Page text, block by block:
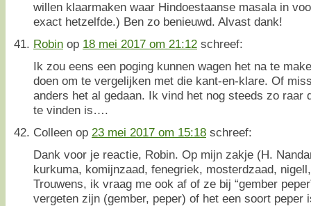
willen klaarmaken waar Hindoestaanse masala in
exact hetzelfde.) Ben zo benieuwd. Alvast dank!
Robin op 18 mei 2017 om 21:12 schreef:
Ik zou eens een poging kunnen wagen het na te
doen om te vergelijken met die kant-en-klare. Of
anders het al gedaan. Ik vind het nog steeds zo raar
te vinden is….
Colleen op 23 mei 2017 om 15:18 schreef:
Dank voor je reactie, Robin. Op mijn zakje (H.
kurkuma, komijnzaad, fenegriek, mosterdzaad,
Trouwens, ik vraag me ook af of ze bij “gember
vergeten zijn (gember, peper) of het een soort peper